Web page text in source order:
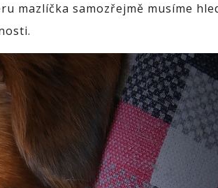
mazlíčka samozřejmě musíme